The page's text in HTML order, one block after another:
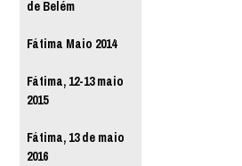
de Belém
Fátima Maio 2014
Fátima, 12-13 maio
2015
Fátima, 13 de maio
2016